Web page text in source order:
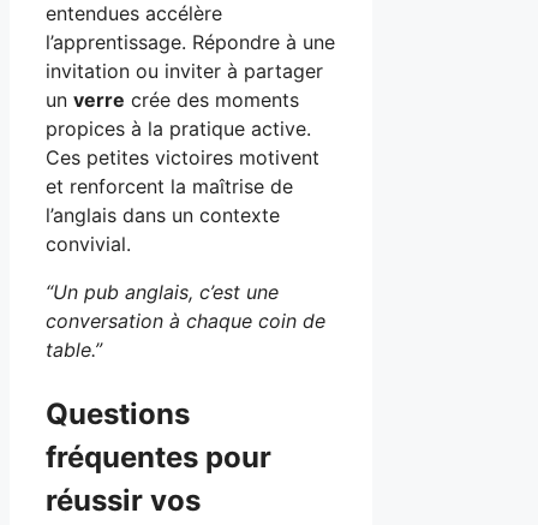
entendues accélère
l’apprentissage. Répondre à une
invitation ou inviter à partager
un verre crée des moments
propices à la pratique active.
Ces petites victoires motivent
et renforcent la maîtrise de
l’anglais dans un contexte
convivial.
“Un pub anglais, c’est une
conversation à chaque coin de
table.”
Questions
fréquentes pour
réussir vos